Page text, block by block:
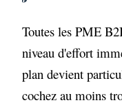
Toutes les PME
niveau d'effort
plan devient
cochez au moins